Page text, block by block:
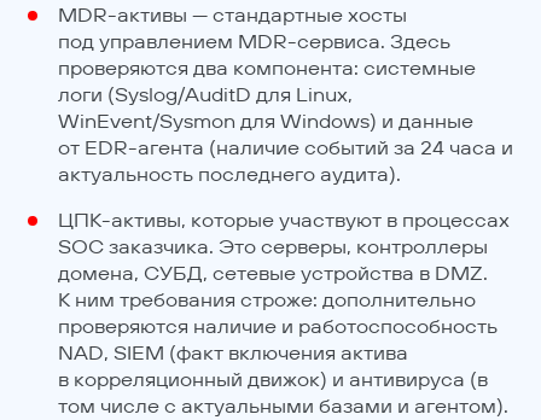
MDR-активы — стандартные хосты
под управлением MDR-сервиса. Здесь
проверяются два компонента: системные
логи (Syslog/AuditD для Linux,
WinEvent/Sysmon для Windows) и данные
от EDR-агента (наличие событий за 24 часа и
актуальность последнего аудита).
ЦПК-активы, которые участвуют в процессах
SOC заказчика. Это серверы, контроллеры
домена, СУБД, сетевые устройства в DMZ.
К ним требования строже: дополнительно
проверяются наличие и работоспособность
NAD, SIEM (факт включения актива
в корреляционный движок) и антивируса (в
том числе с актуальными базами и агентом).